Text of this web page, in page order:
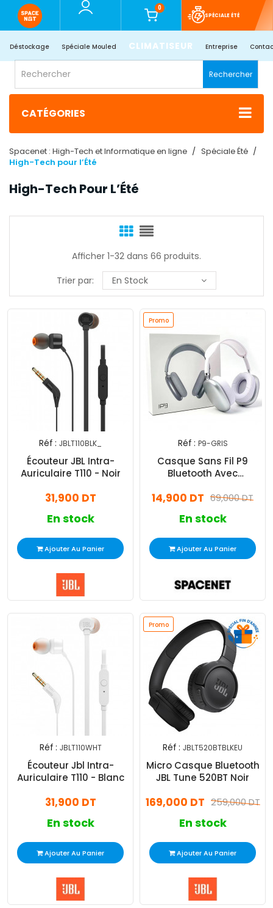
0
SPÉCIALE ÉTÉ
Déstockage Spéciale Mouled CLIMATISEUR Entreprise
Rechercher
CATÉGORIES
Spacenet : High-Tech et Informatique en ligne
Spéciale Été
High-Tech pour l’Été
High-Tech Pour L’Été
Afficher 1-32 dans 66 produits.
Trier par:
En Stock
Réf : JBLT110BLK_
Écouteur JBL Intra-
Auriculaire T110 - Noir
31,900 DT
En stock
Ajouter Au Panier
Promo
Réf : P9-GRIS
Casque Sans Fil P9
Bluetooth Avec
Mémoire Gris
69,000 DT
14,900 DT
En stock
Ajouter Au Panier
Réf : JBLT110WHT
Écouteur Jbl Intra-
Auriculaire T110 - Blanc
31,900 DT
En stock
Ajouter Au Panier
Promo
Réf : JBLT520BTBLKEU
Micro Casque Bluetooth
JBL Tune 520BT Noir
259,000 DT
169,000 DT
En stock
Ajouter Au Panier